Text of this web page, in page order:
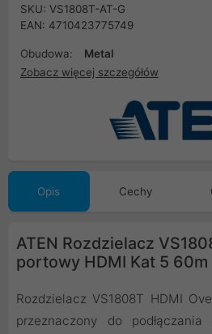
SKU: VS1808T-AT-G
EAN: 4710423775749
Obudowa:
Metal
Zobacz więcej szczegółów
Opis Cechy
ATEN Rozdzielacz
portowy HDMI Kat 5 60m
Rozdzielacz VS1808T HDMI
przeznaczony do